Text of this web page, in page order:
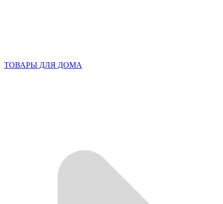
ТОВАРЫ ДЛЯ ДОМА